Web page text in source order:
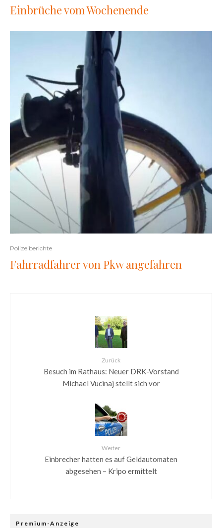
Einbrüche vom Wochenende
Polizeiberichte
Fahrradfahrer von Pkw angefahren
Zurück
Besuch im Rathaus: Neuer DRK-Vorstand
Michael Vucinaj stellt sich vor
Weiter
Einbrecher hatten es auf Geldautomaten
abgesehen – Kripo ermittelt
Premium-Anzeige